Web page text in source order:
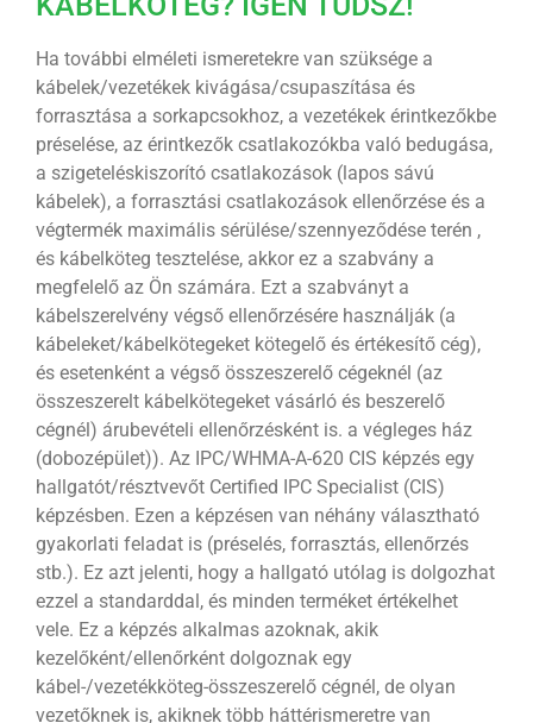
Ha további elméleti ismeretekre van szüksége a
kábelek/vezetékek kivágása/csupaszítása és
forrasztása a sorkapcsokhoz, a vezetékek érintkezőkbe
préselése, az érintkezők csatlakozókba való bedugása,
a szigeteléskiszorító csatlakozások (lapos sávú
kábelek), a forrasztási csatlakozások ellenőrzése és a
végtermék maximális sérülése/szennyeződése terén ,
és kábelköteg tesztelése, akkor ez a szabvány a
megfelelő az Ön számára. Ezt a szabványt a
kábelszerelvény végső ellenőrzésére használják (a
kábeleket/kábelkötegeket kötegelő és értékesítő cég),
és esetenként a végső összeszerelő cégeknél (az
összeszerelt kábelkötegeket vásárló és beszerelő
cégnél) árubevételi ellenőrzésként is. a végleges ház
(dobozépület)). Az IPC/WHMA-A-620 CIS képzés egy
hallgatót/résztvevőt Certified IPC Specialist (CIS)
képzésben. Ezen a képzésen van néhány választható
gyakorlati feladat is (préselés, forrasztás, ellenőrzés
stb.). Ez azt jelenti, hogy a hallgató utólag is dolgozhat
ezzel a standarddal, és minden terméket értékelhet
vele. Ez a képzés alkalmas azoknak, akik
kezelőként/ellenőrként dolgoznak egy
kábel-/vezetékköteg-összeszerelő cégnél, de olyan
vezetőknek is, akiknek több háttérismeretre van